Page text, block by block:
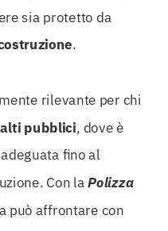
sia protetto da
.
rilevante per chi
pubblici, dove è
fino al
Con laPolizza
può affrontare con